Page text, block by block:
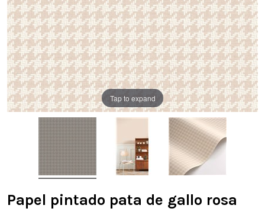
Tap to expand
Papel pintado pata de gallo rosa